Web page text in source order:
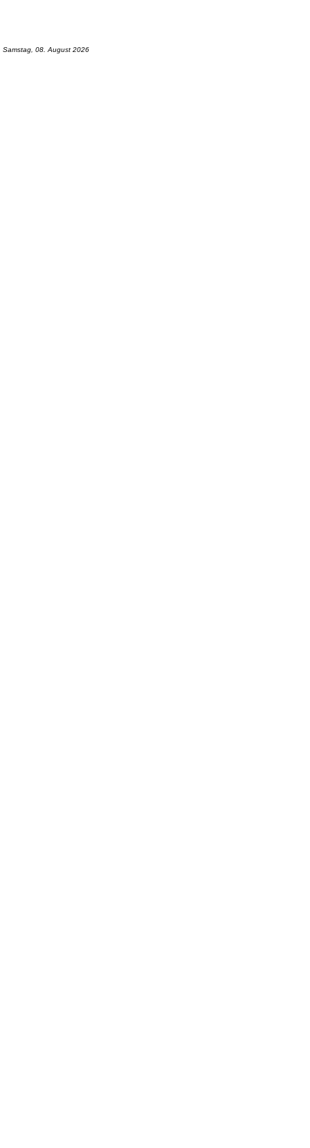
Samstag, 08. August 2026